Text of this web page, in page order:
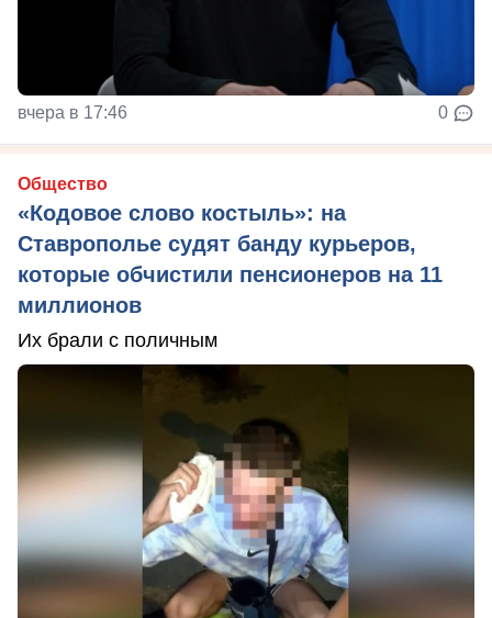
вчера в 17:46 0
Общество
«Кодовое слово костыль»: на
Ставрополье судят банду курьеров,
которые обчистили пенсионеров на 11
миллионов
Их брали с поличным